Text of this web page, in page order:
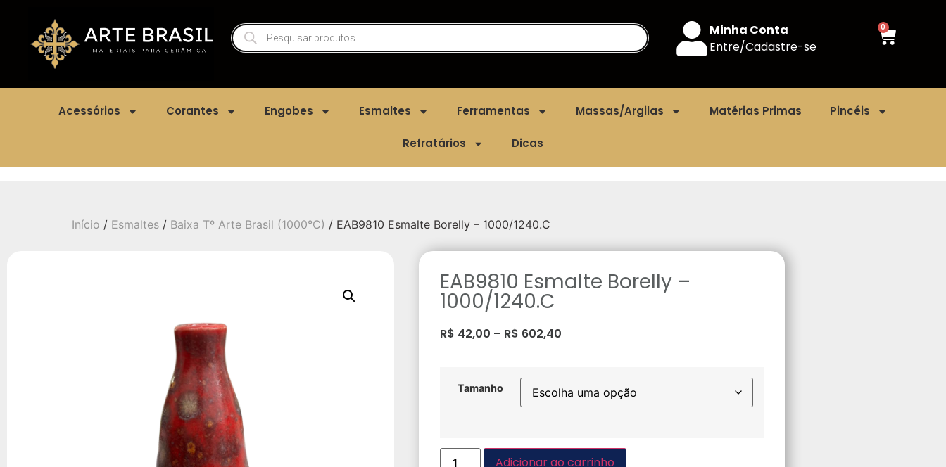
Minha Conta
Entre/Cadastre-se
0
Acessórios Corantes Engobes Esmaltes Ferramentas Massas/Argilas Matérias Primas Pincéis
Refratários Dicas
Início / Esmaltes / Baixa Tº Arte Brasil (1000°C) / EAB9810 Esmalte Borelly – 1000/1240.C
EAB9810 Esmalte Borelly –
1000/1240.C
R$ 42,00 – R$ 602,40
Tamanho
Adicionar ao carrinho